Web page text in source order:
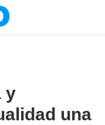
y
una